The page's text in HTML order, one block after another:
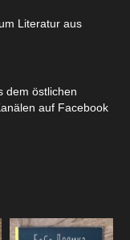
Literatur aus
dem östlichen
auf Facebook